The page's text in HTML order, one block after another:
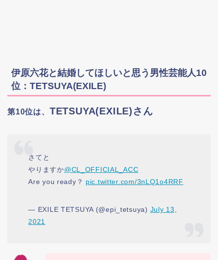
伊原六花と結婚してほしいと思う男性芸能人10
位：TETSUYA(EXILE)
第10位は、 TETSUYA(EXILE)さん
さてと
やりますか@CL_OFFICIAL_ACC
Are you ready？ pic.twitter.com/3nLQ1o4RRF
— EXILE TETSUYA (@epi_tetsuya) July 13,
2021